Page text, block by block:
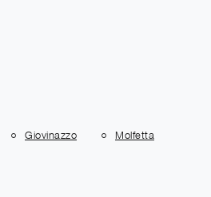
Giovinazzo Molfetta